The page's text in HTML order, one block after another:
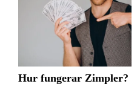
Hur fungerar Zimpler?